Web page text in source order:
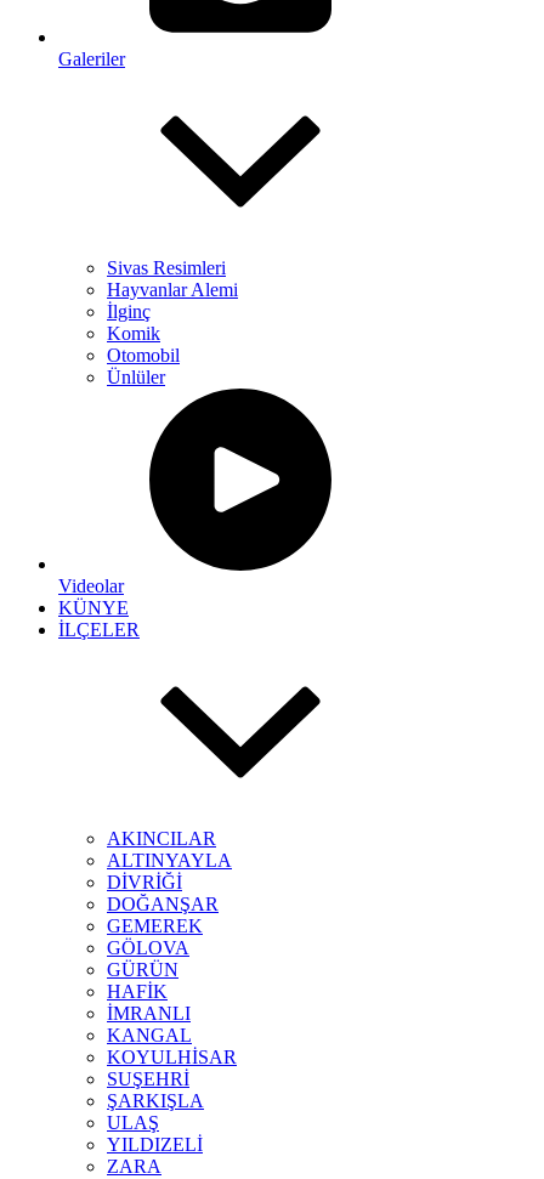
Galeriler
Sivas Resimleri
Hayvanlar Alemi
İlginç
Komik
Otomobil
Ünlüler
Videolar
KÜNYE
İLÇELER
AKINCILAR
ALTINYAYLA
DİVRİĞİ
DOĞANŞAR
GEMEREK
GÖLOVA
GÜRÜN
HAFİK
İMRANLI
KANGAL
KOYULHİSAR
SUŞEHRİ
ŞARKIŞLA
ULAŞ
YILDIZELİ
ZARA